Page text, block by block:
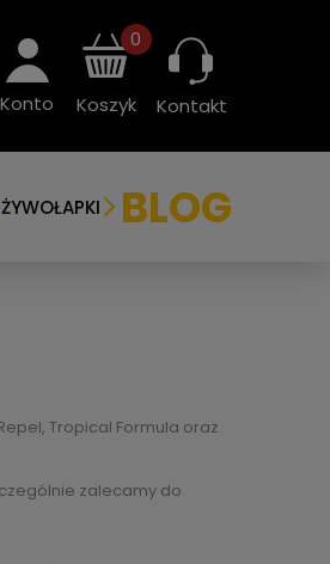
Konto Koszyk
0
Kontakt
ŻYWOŁAPKI BLOG
Tropical Formula oraz
zalecamy do